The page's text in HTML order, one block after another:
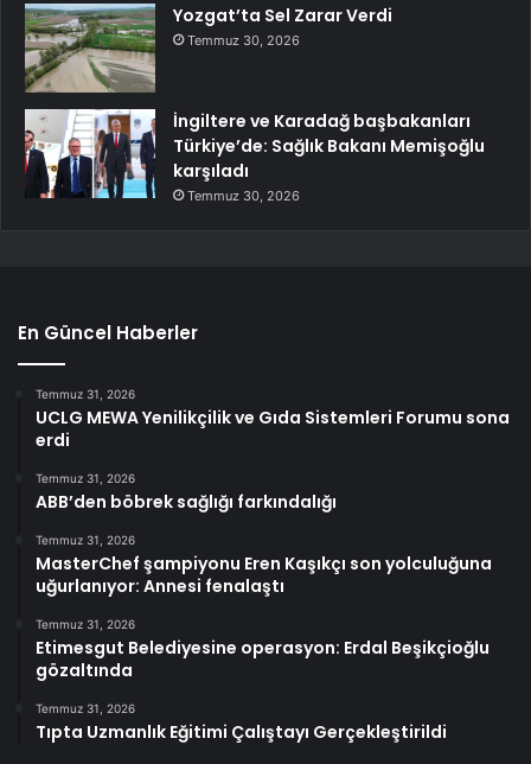
Yozgat’ta Sel Zarar Verdi
Temmuz 30, 2026
İngiltere ve Karadağ başbakanları
Türkiye’de: Sağlık Bakanı Memişoğlu
karşıladı
Temmuz 30, 2026
En Güncel Haberler
Temmuz 31, 2026
UCLG MEWA Yenilikçilik ve Gıda Sistemleri Forumu sona
erdi
Temmuz 31, 2026
ABB’den böbrek sağlığı farkındalığı
Temmuz 31, 2026
MasterChef şampiyonu Eren Kaşıkçı son yolculuğuna
uğurlanıyor: Annesi fenalaştı
Temmuz 31, 2026
Etimesgut Belediyesine operasyon: Erdal Beşikçioğlu
gözaltında
Temmuz 31, 2026
Tıpta Uzmanlık Eğitimi Çalıştayı Gerçekleştirildi